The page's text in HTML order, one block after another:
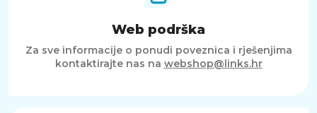
Web podrška
Za sve informacije o ponudi poveznica i rješenjima
kontaktirajte nas na webshop@links.hr